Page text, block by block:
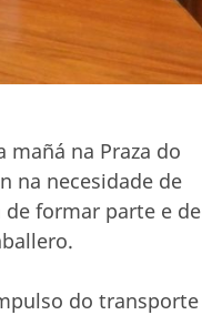
mañá na Praza do
na necesidade de
formar parte e de
do transporte